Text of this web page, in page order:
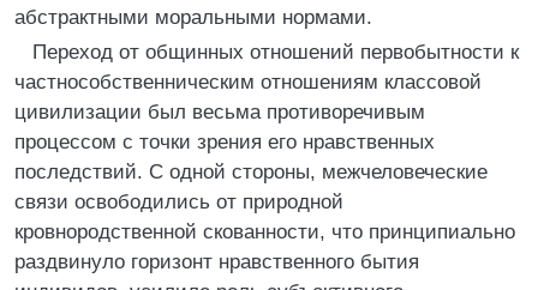
абстрактными моральными нормами.
Переход от общинных отношений первобытности к
частнособственническим отношениям классовой
цивилизации был весьма противоречивым
процессом с точки зрения его нравственных
последствий. С одной стороны, межчеловеческие
связи освободились от природной
кровнородственной скованности, что принципиально
раздвинуло горизонт нравственного бытия